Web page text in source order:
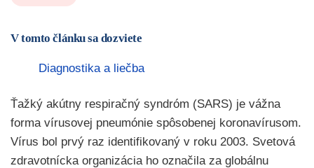
V tomto článku sa dozviete
Diagnostika a liečba
Ťažký akútny respiračný syndróm (SARS) je vážna
forma vírusovej pneumónie spôsobenej koronavírusom.
Vírus bol prvý raz identifikovaný v roku 2003. Svetová
zdravotnícka organizácia ho označila za globálnu